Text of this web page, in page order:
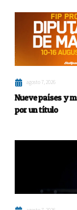
agosto 7, 2026
Nueve países y
por un título